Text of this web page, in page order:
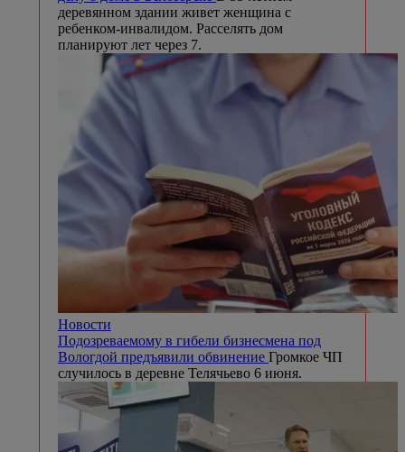
деревянном здании живет женщина с
ребенком-инвалидом. Расселять дом
планируют лет через 7.
Новости
Подозреваемому в гибели бизнесмена под
Вологдой предъявили обвинение Громкое ЧП
случилось в деревне Телячьево 6 июня.